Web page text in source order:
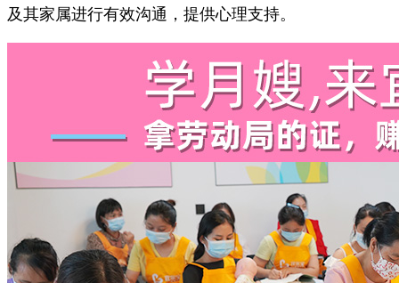
及其家属进行有效沟通，提供心理支持。